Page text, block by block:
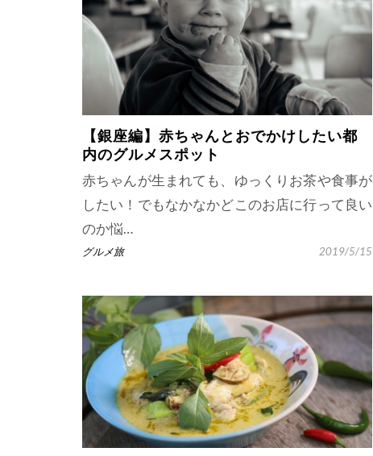
【銀座編】赤ちゃんとおでかけしたい都
内のグルメスポット
赤ちゃんが生まれても、ゆっくりお茶や食事が
したい！でもなかなかどこのお店に行って良い
のか悩…
グルメ旅 2019/5/15